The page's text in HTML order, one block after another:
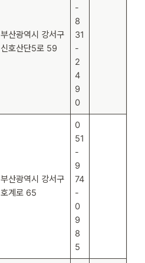
부산광역시 강서구
신호산단5로 59
-
8
31
-
2
4
9
0
부산광역시 강서구
호계로 65
0
51
-
9
74
-
0
9
8
5